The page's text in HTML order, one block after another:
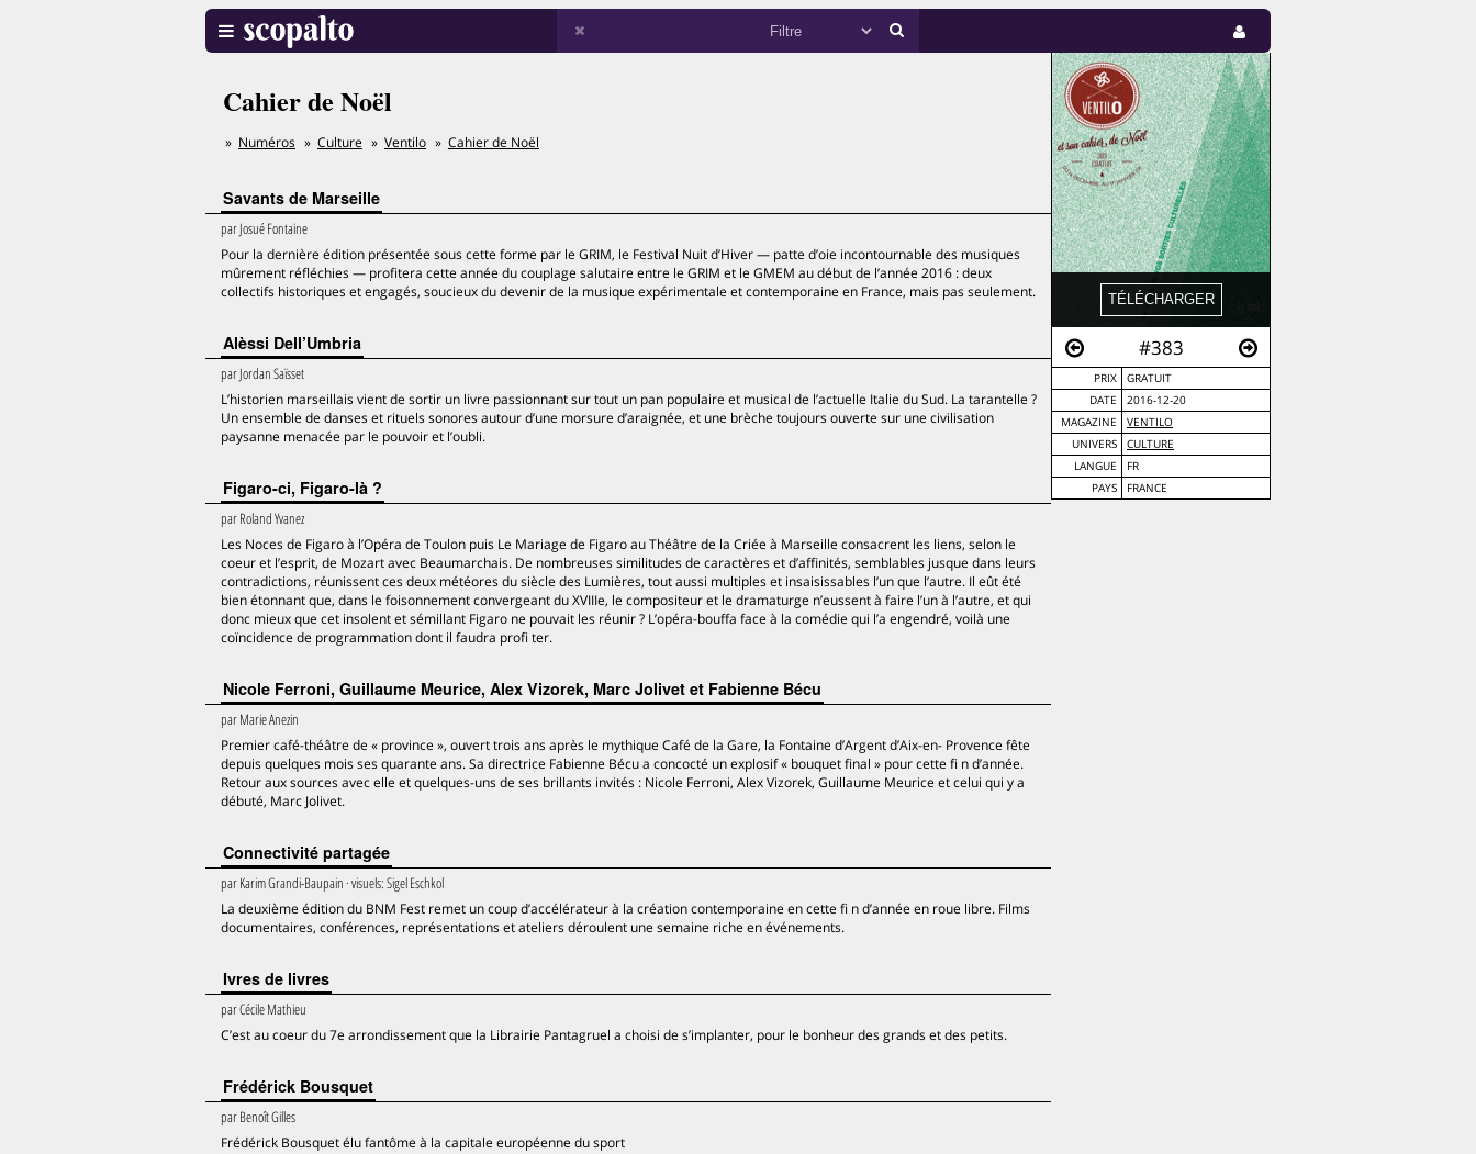
#383
PRIX
GRATUIT
DATE
2016-12-20
MAGAZINE
VENTILO
UNIVERS
CULTURE
LANGUE
FR
PAYS
FRANCE
Cahier de Noël
Numéros Culture Ventilo Cahier de Noël
Savants de Marseille
parJosué Fontaine
Pour la dernière édition présentée sous cette forme par le GRIM, le Festival Nuit d’Hiver — patte d’oie incontournable des musiques
mûrement réfléchies — profitera cette année du couplage salutaire entre le GRIM et le GMEM au début de l’année 2016 : deux
collectifs historiques et engagés, soucieux du devenir de la musique expérimentale et contemporaine en France, mais pas seulement.
Alèssi Dell’Umbria
parJordan Saïsset
L’historien marseillais vient de sortir un livre passionnant sur tout un pan populaire et musical de l’actuelle Italie du Sud. La tarantelle ?
Un ensemble de danses et rituels sonores autour d’une morsure d’araignée, et une brèche toujours ouverte sur une civilisation
paysanne menacée par le pouvoir et l’oubli.
Figaro-ci, Figaro-là ?
parRoland Yvanez
Les Noces de Figaro à l’Opéra de Toulon puis Le Mariage de Figaro au Théâtre de la Criée à Marseille consacrent les liens, selon le
coeur et l’esprit, de Mozart avec Beaumarchais. De nombreuses similitudes de caractères et d’affinités, semblables jusque dans leurs
contradictions, réunissent ces deux météores du siècle des Lumières, tout aussi multiples et insaisissables l’un que l’autre. Il eût été
bien étonnant que, dans le foisonnement convergeant du XVIIIe, le compositeur et le dramaturge n’eussent à faire l’un à l’autre, et qui
donc mieux que cet insolent et sémillant Figaro ne pouvait les réunir ? L’opéra-bouffa face à la comédie qui l’a engendré, voilà une
coïncidence de programmation dont il faudra profi ter.
Nicole Ferroni, Guillaume Meurice, Alex Vizorek, Marc Jolivet et Fabienne Bécu
parMarie Anezin
Premier café-théâtre de « province », ouvert trois ans après le mythique Café de la Gare, la Fontaine d’Argent d’Aix-en- Provence fête
depuis quelques mois ses quarante ans. Sa directrice Fabienne Bécu a concocté un explosif « bouquet final » pour cette fi n d’année.
Retour aux sources avec elle et quelques-uns de ses brillants invités : Nicole Ferroni, Alex Vizorek, Guillaume Meurice et celui qui y a
débuté, Marc Jolivet.
Connectivité partagée
parKarim Grandi-Baupain · visuels:Sigel Eschkol
La deuxième édition du BNM Fest remet un coup d’accélérateur à la création contemporaine en cette fi n d’année en roue libre. Films
documentaires, conférences, représentations et ateliers déroulent une semaine riche en événements.
Ivres de livres
parCécile Mathieu
C’est au coeur du 7e arrondissement que la Librairie Pantagruel a choisi de s’implanter, pour le bonheur des grands et des petits.
Frédérick Bousquet
parBenoît Gilles
Frédérick Bousquet élu fantôme à la capitale européenne du sport